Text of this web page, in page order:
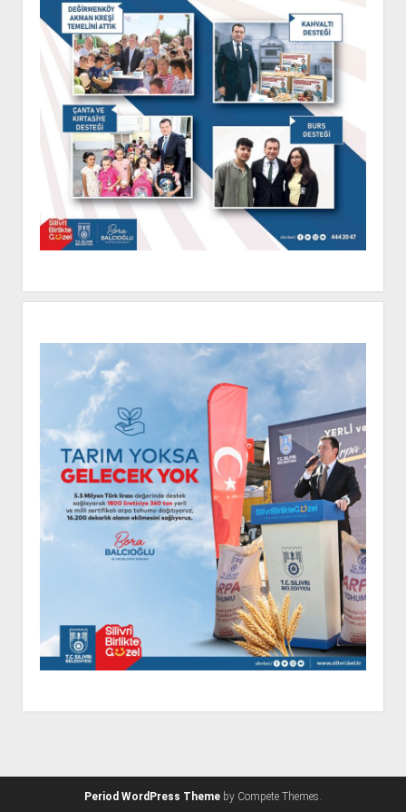
Period WordPress Theme by Compete Themes.